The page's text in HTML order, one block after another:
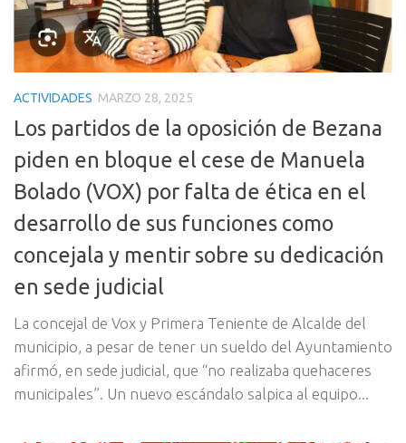
ACTIVIDADES MARZO 28, 2025
Los partidos de la oposición de Bezana
piden en bloque el cese de Manuela
Bolado (VOX) por falta de ética en el
desarrollo de sus funciones como
concejala y mentir sobre su dedicación
en sede judicial
La concejal de Vox y Primera Teniente de Alcalde del
municipio, a pesar de tener un sueldo del Ayuntamiento
afirmó, en sede judicial, que “no realizaba quehaceres
municipales”. Un nuevo escándalo salpica al equipo...